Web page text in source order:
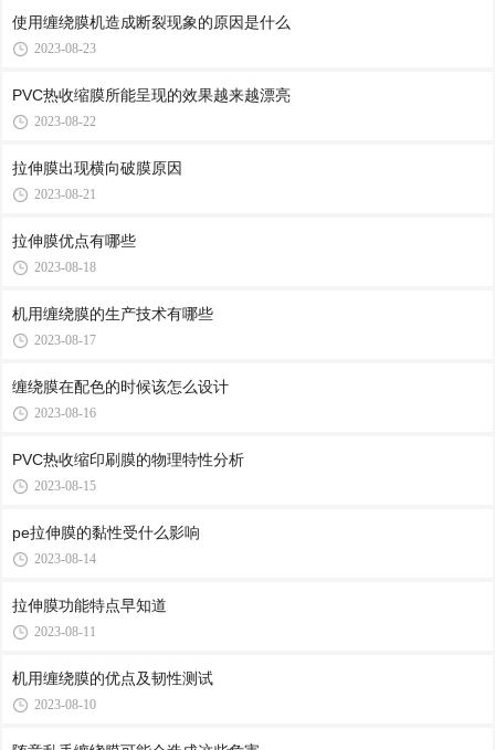
使用缠绕膜机造成断裂现象的原因是什么
2023-08-23
PVC热收缩膜所能呈现的效果越来越漂亮
2023-08-22
拉伸膜出现横向破膜原因
2023-08-21
拉伸膜优点有哪些
2023-08-18
机用缠绕膜的生产技术有哪些
2023-08-17
缠绕膜在配色的时候该怎么设计
2023-08-16
PVC热收缩印刷膜的物理特性分析
2023-08-15
pe拉伸膜的黏性受什么影响
2023-08-14
拉伸膜功能特点早知道
2023-08-11
机用缠绕膜的优点及韧性测试
2023-08-10